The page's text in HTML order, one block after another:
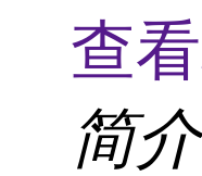
查
简介